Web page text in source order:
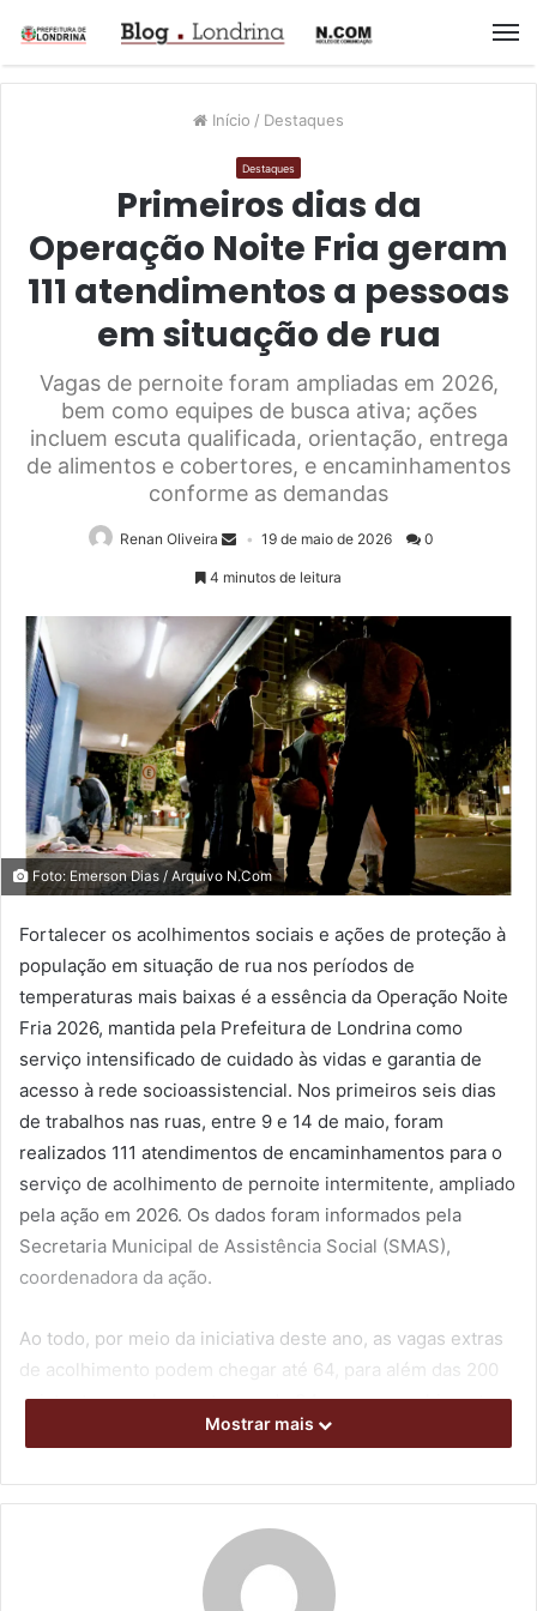
Início / Destaques
Destaques
Primeiros dias da
Operação Noite Fria geram
111 atendimentos a pessoas
em situação de rua
Vagas de pernoite foram ampliadas em 2026,
bem como equipes de busca ativa; ações
incluem escuta qualificada, orientação, entrega
de alimentos e cobertores, e encaminhamentos
conforme as demandas
Renan Oliveira 19 de maio de 2026 0
4 minutos de leitura
Foto: Emerson Dias / Arquivo N.Com
Fortalecer os acolhimentos sociais e ações de proteção à
população em situação de rua nos períodos de
temperaturas mais baixas é a essência da Operação Noite
Fria 2026, mantida pela Prefeitura de Londrina como
serviço intensificado de cuidado às vidas e garantia de
acesso à rede socioassistencial. Nos primeiros seis dias
de trabalhos nas ruas, entre 9 e 14 de maio, foram
realizados 111 atendimentos de encaminhamentos para o
serviço de acolhimento de pernoite intermitente, ampliado
pela ação em 2026. Os dados foram informados pela
Secretaria Municipal de Assistência Social (SMAS),
coordenadora da ação.
Ao todo, por meio da iniciativa deste ano, as vagas extras
de acolhimento podem chegar até 64, para além das 200
existentes regularmente, sendo 34 para preenchimento
inicial e 30 adicionais, quando a demanda exigir. Dois
passada, as solicitações de atendimento e
encaminhamento crescem cerca de 30% pela operação.
Mostrar mais